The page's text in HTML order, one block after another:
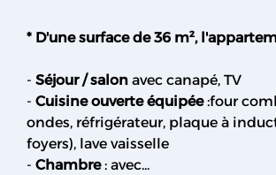
* D'une surface de 36 m²,
- Séjour / salon avec canapé, TV
- Cuisine ouverte équipée:four
ondes, réfrigérateur, plaque à
foyers), lave vaisselle
- Chambre: avec...